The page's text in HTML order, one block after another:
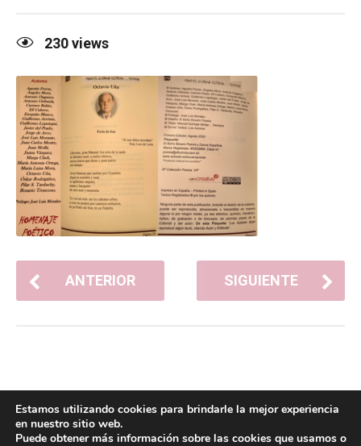
230views
ANTERIOR SIGUIENTE
Estamos utilizando cookies para brindarle la mejor experiencia
en nuestro sitio web.
Puede obtener más información sobre las cookies que usamos o